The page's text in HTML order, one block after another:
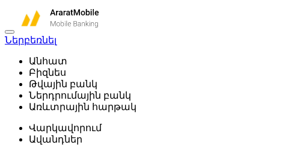
Ներբեռնել
Անհատ
Բիզնես
Թվային բանկ
Ներդրումային բանկ
Առևտրային հարթակ
Վարկավորում
Ավանդներ